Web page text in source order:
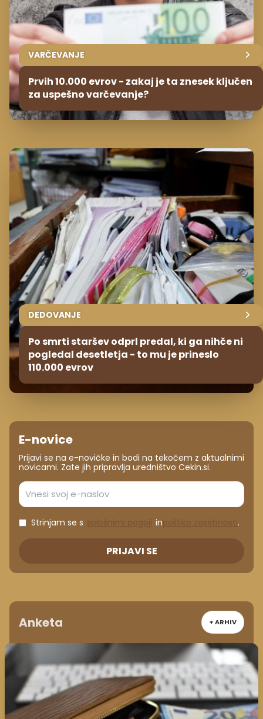
VARČEVANJE
Prvih 10.000 evrov - zakaj je ta znesek ključen
za uspešno varčevanje?
DEDOVANJE
Po smrti staršev odprl predal, ki ga nihče ni
pogledal desetletja - to mu je prineslo
110.000 evrov
E-novice
Prijavi se na e-novičke in bodi na tekočem z aktualnimi
novicami. Zate jih pripravlja uredništvo Cekin.si.
Strinjam se s in .
PRIJAVI SE
Anketa + ARHIV